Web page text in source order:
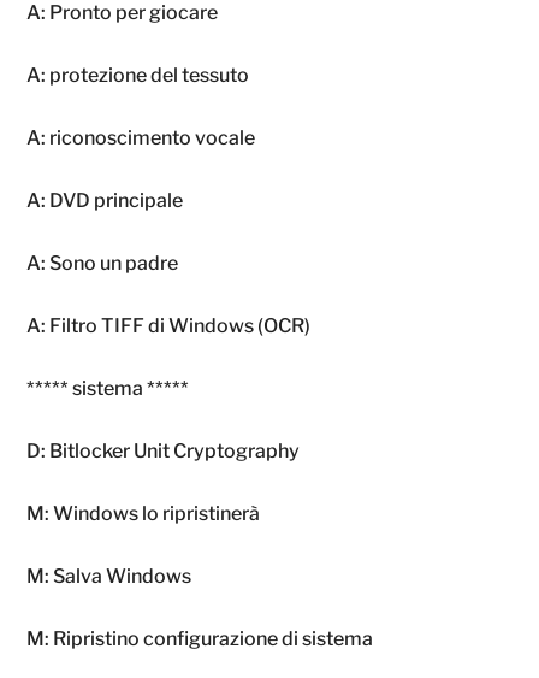
A: Pronto per giocare
A: protezione del tessuto
A: riconoscimento vocale
A: DVD principale
A: Sono un padre
A: Filtro TIFF di Windows (OCR)
***** sistema *****
D: Bitlocker Unit Cryptography
M: Windows lo ripristinerà
M: Salva Windows
M: Ripristino configurazione di sistema